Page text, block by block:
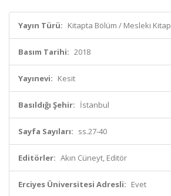
Yayın Türü: Kitapta Bölüm / Mesleki Kitap
Basım Tarihi: 2018
Yayınevi: Kesit
Basıldığı Şehir: İstanbul
Sayfa Sayıları: ss.27-40
Editörler: Akın Cüneyt, Editör
Erciyes Üniversitesi Adresli: Evet